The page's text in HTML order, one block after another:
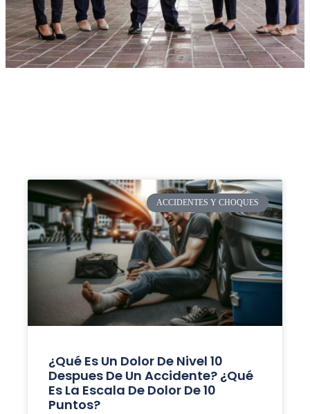
ACCIDENTES Y CHOQUES
¿Qué Es Un Dolor De Nivel 10
Despues De Un Accidente? ¿Qué
Es La Escala De Dolor De 10
Puntos?